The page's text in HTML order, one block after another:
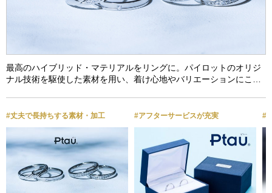
最高のハイブリッド・マテリアルをリングに。パイロットのオリジ
ナル技術を駆使した素材を用い、着け心地やバリエーションにこ…
#丈夫で長持ちする素材・加工 #アフターサービスが充実 #